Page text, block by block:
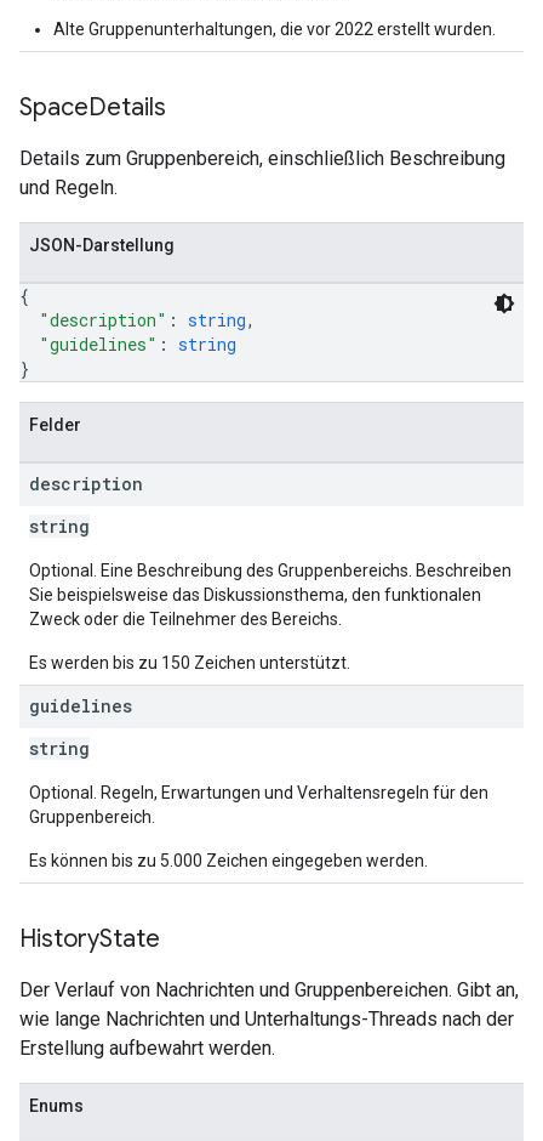
Alte Gruppenunterhaltungen, die vor 2022 erstellt wurden.
SpaceDetails
Details zum Gruppenbereich, einschließlich Beschreibung
und Regeln.
JSON-Darstellung
{
"description" : string,
"guidelines" : string
}
Felder
description
string
Optional. Eine Beschreibung des Gruppenbereichs. Beschreiben
Sie beispielsweise das Diskussionsthema, den funktionalen
Zweck oder die Teilnehmer des Bereichs.
Es werden bis zu 150 Zeichen unterstützt.
guidelines
string
Optional. Regeln, Erwartungen und Verhaltensregeln für den
Gruppenbereich.
Es können bis zu 5.000 Zeichen eingegeben werden.
HistoryState
Der Verlauf von Nachrichten und Gruppenbereichen. Gibt an,
wie lange Nachrichten und Unterhaltungs-Threads nach der
Erstellung aufbewahrt werden.
Enums